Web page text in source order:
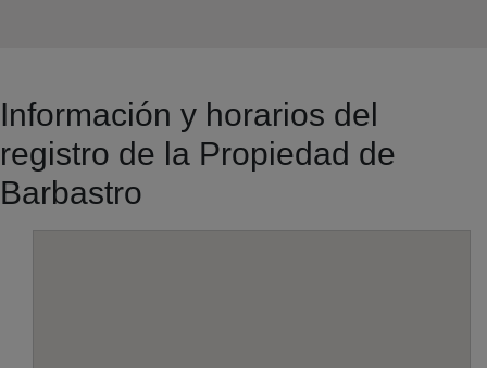
Información y horarios del
registro de la Propiedad de
Barbastro